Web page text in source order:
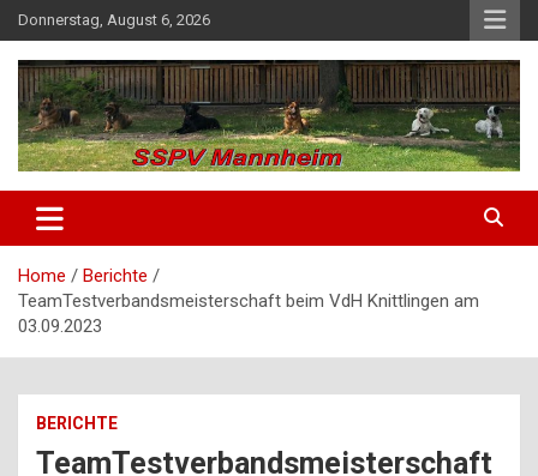
Skip
to
content
Donnerstag, August 6, 2026
SSPV Mannheim
Home
Berichte
TeamTestverbandsmeisterschaft beim VdH Knittlingen am
03.09.2023
BERICHTE
TeamTestverbandsmeisterschaft